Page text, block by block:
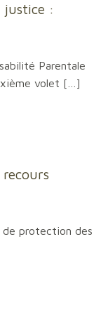
:
Parentale
volet […]
protection des